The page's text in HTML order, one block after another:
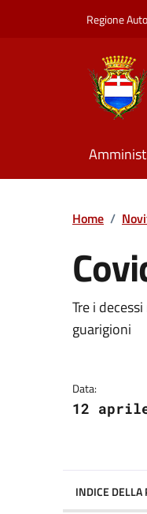
Regione
Home /
Tre i
guarigioni
Data:
12
INDICE DELLA